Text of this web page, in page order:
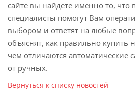
сайте вы найдете именно то,
специалисты помогут Вам
выбором и ответят на любые
объяснят, как правильно
чем отличаются автоматические
от ручных.
Вернуться к списку новостей